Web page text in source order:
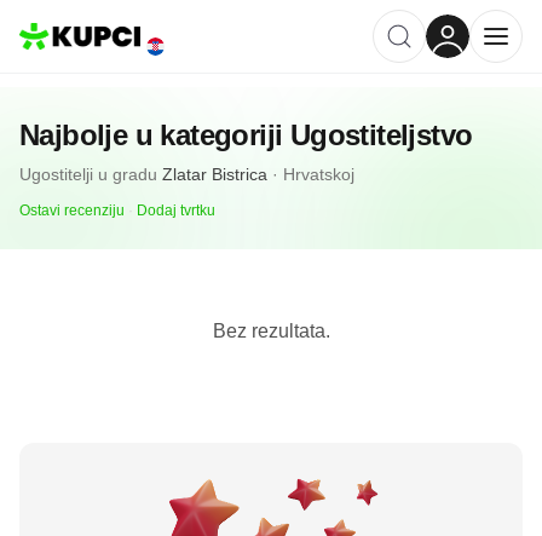
Najbolje u kategoriji Ugostiteljstvo
Ugostitelji u gradu Zlatar Bistrica · Hrvatskoj
Ostavi recenziju Dodaj tvrtku
Bez rezultata.